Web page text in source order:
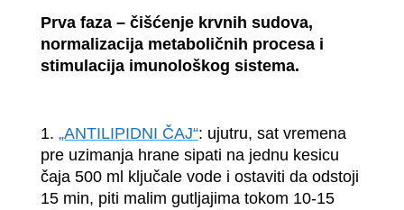
Prva faza – čišćenje krvnih sudova,
normalizacija metaboličnih procesa i
stimulacija imunološkog sistema.
1. „ANTILIPIDNI ČAJ“: ujutru, sat vremena
pre uzimanja hrane sipati na jednu kesicu
čaja 500 ml ključale vode i ostaviti da odstoji
15 min, piti malim gutljajima tokom 10-15